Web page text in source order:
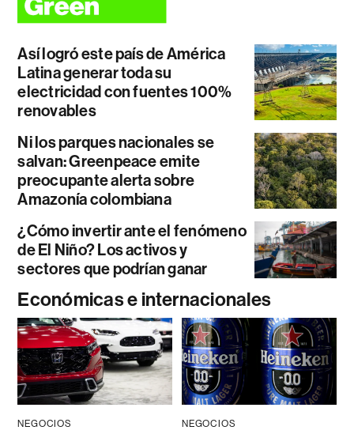
Así logró este país de América
Latina generar toda su
electricidad con fuentes 100%
renovables
Ni los parques nacionales se
salvan: Greenpeace emite
preocupante alerta sobre
Amazonía colombiana
¿Cómo invertir ante el fenómeno
de El Niño? Los activos y
sectores que podrían ganar
Económicas e internacionales
NEGOCIOS NEGOCIOS